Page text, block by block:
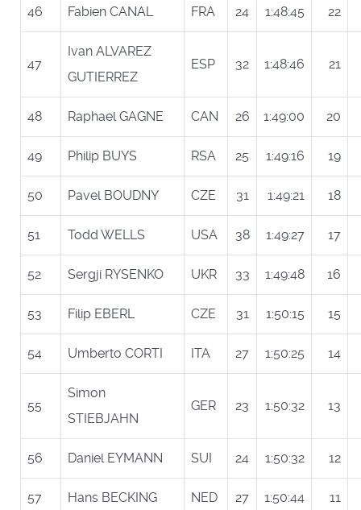
46 Fabien CANAL FRA 24 1:48:45 22
47
Ivan ALVAREZ
GUTIERREZ
ESP 32 1:48:46 21
48 Raphael GAGNE CAN 26 1:49:00 20
49 Philip BUYS RSA 25 1:49:16 19
50 Pavel BOUDNY CZE 31 1:49:21 18
51 Todd WELLS USA 38 1:49:27 17
52 Sergji RYSENKO UKR 33 1:49:48 16
53 Filip EBERL CZE 31 1:50:15 15
54 Umberto CORTI ITA 27 1:50:25 14
55
Simon
STIEBJAHN
GER 23 1:50:32 13
56 Daniel EYMANN SUI 24 1:50:32 12
57 Hans BECKING NED 27 1:50:44 11